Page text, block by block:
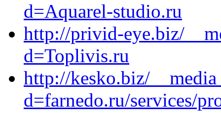
d=Aquarel-studio.ru
http://privid-eye.biz/
d=Toplivis.ru
http://kesko.biz/
d=farnedo.ru/services/